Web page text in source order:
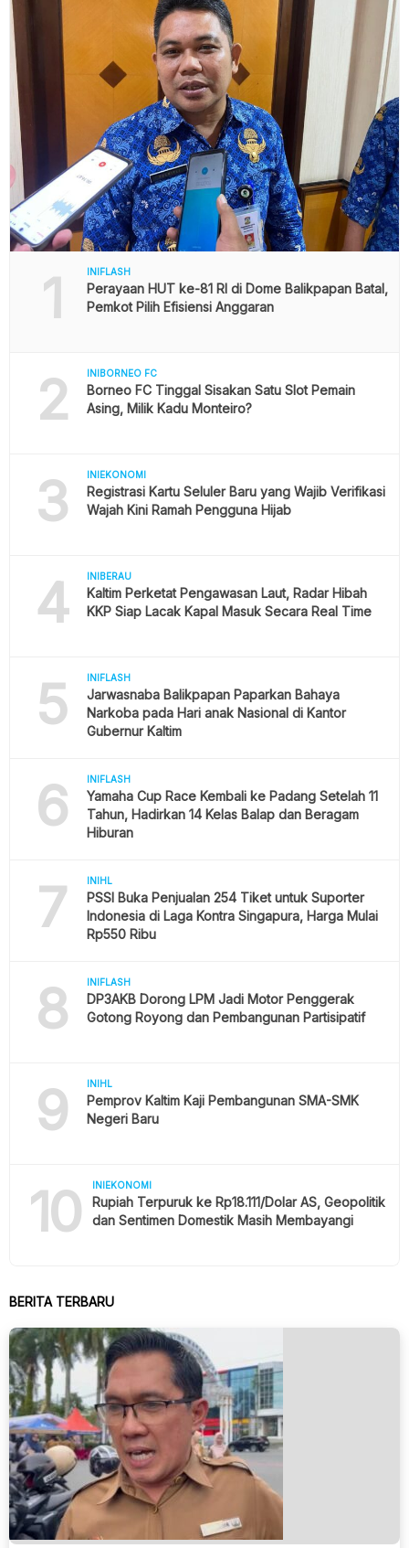
1 INIFLASH
Perayaan HUT ke-81 RI di Dome Balikpapan Batal,
Pemkot Pilih Efisiensi Anggaran
2 INIBORNEO FC
Borneo FC Tinggal Sisakan Satu Slot Pemain
Asing, Milik Kadu Monteiro?
3 INIEKONOMI
Registrasi Kartu Seluler Baru yang Wajib Verifikasi
Wajah Kini Ramah Pengguna Hijab
4 INIBERAU
Kaltim Perketat Pengawasan Laut, Radar Hibah
KKP Siap Lacak Kapal Masuk Secara Real Time
5 INIFLASH
Jarwasnaba Balikpapan Paparkan Bahaya
Narkoba pada Hari anak Nasional di Kantor
Gubernur Kaltim
6 INIFLASH
Yamaha Cup Race Kembali ke Padang Setelah 11
Tahun, Hadirkan 14 Kelas Balap dan Beragam
Hiburan
7 INIHL
PSSI Buka Penjualan 254 Tiket untuk Suporter
Indonesia di Laga Kontra Singapura, Harga Mulai
Rp550 Ribu
8 INIFLASH
DP3AKB Dorong LPM Jadi Motor Penggerak
Gotong Royong dan Pembangunan Partisipatif
9 INIHL
Pemprov Kaltim Kaji Pembangunan SMA-SMK
Negeri Baru
10 INIEKONOMI
Rupiah Terpuruk ke Rp18.111/Dolar AS, Geopolitik
dan Sentimen Domestik Masih Membayangi
BERITA TERBARU